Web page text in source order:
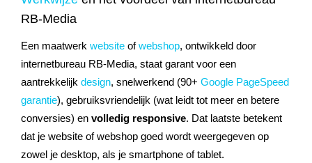
RB-Media
Een maatwerk website ofwebshop, ontwikkeld door
internetbureau RB-Media, staat garant voor een
aantrekkelijk design, snelwerkend (90+ Google PageSpeed
garantie), gebruiksvriendelijk (wat leidt tot meer en betere
conversies) en volledig responsive. Dat laatste betekent
dat je website of webshop goed wordt weergegeven op
zowel je desktop, als je smartphone of tablet.